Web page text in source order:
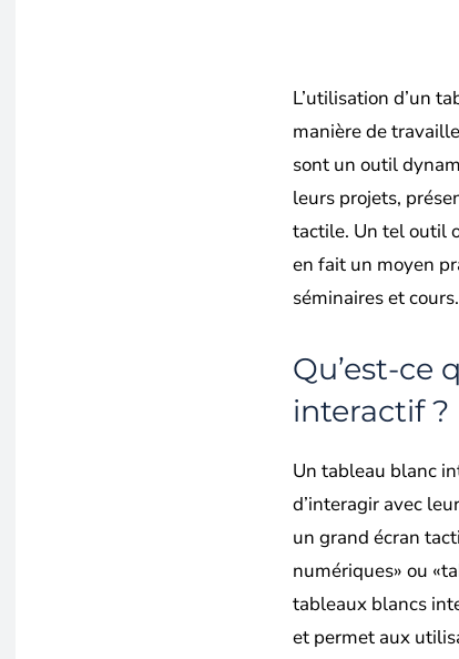
L’utilisation d’un
manière de
sont un outil
leurs projets,
tactile. Un tel outil
en fait un moyen
séminaires et cours.
Qu’est-ce
interactif ?
Un tableau blanc
d’interagir avec
un grand écran
numériques» ou
tableaux blancs
et permet aux